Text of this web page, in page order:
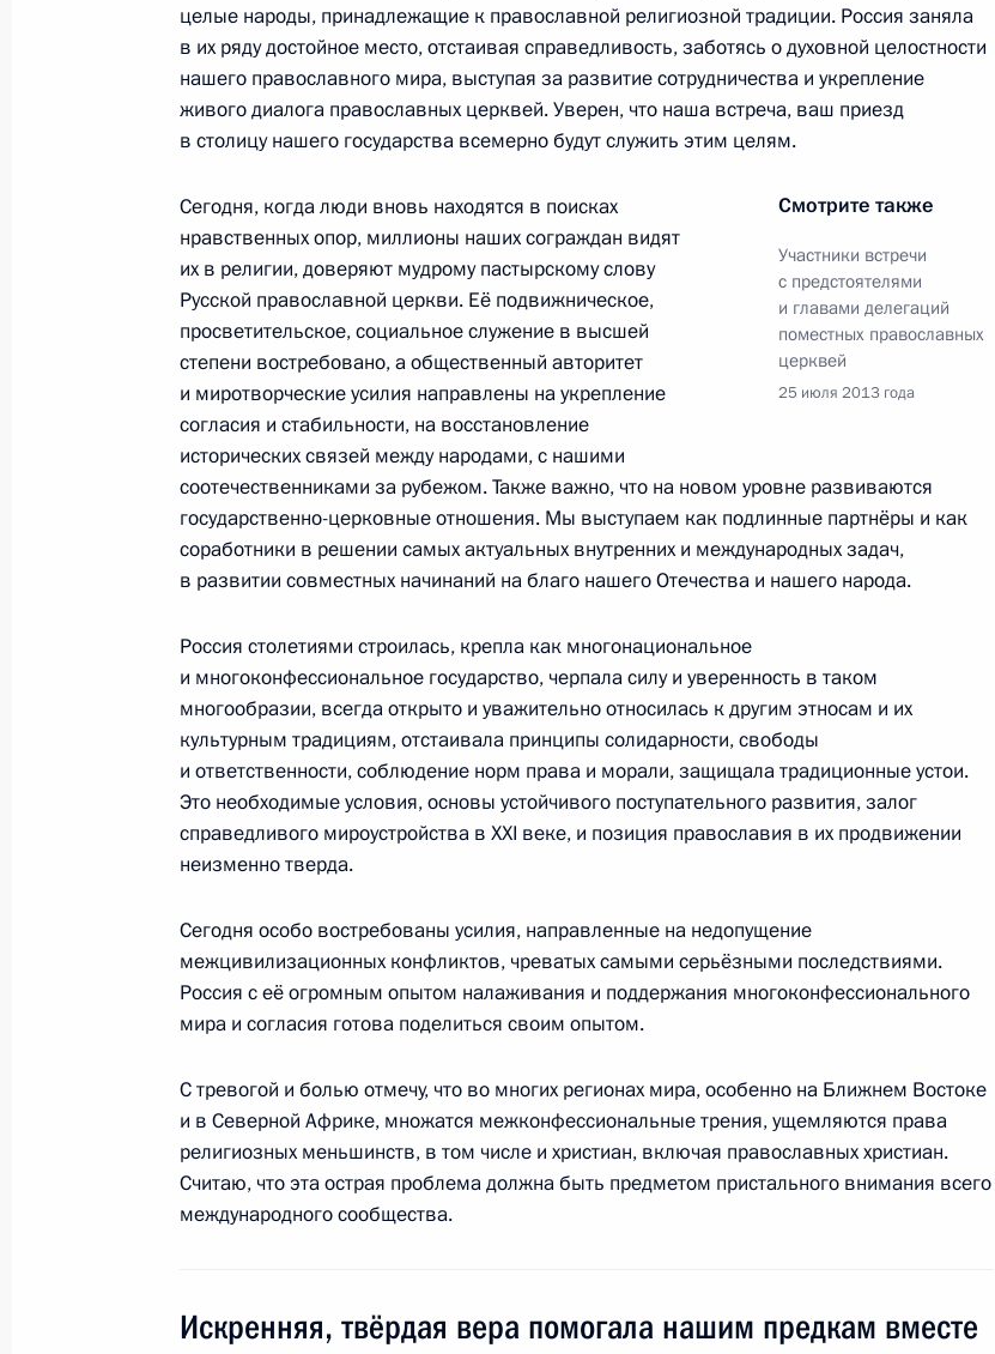
27 июля 2013 года, суббота
Конференция «Православно-славянские ценности – основа
27 июля 2013 года, 17:30
Празднование 1025-летия крещения Руси
27 июля 2013 года, 17:00 Киев
19
26 июля 2013 года, пятница
Владимир Путин провёл выходные в Туве и Красноярском крае
26 июля 2013 года, 17:00
Совещание по вопросам модернизации Транссибирской
железнодорожной магистрали
Телефонный разговор с Президентом Таджикистана Эмомали
26 июля 2013 года, 13:30
Встреча с Махмутом Гареевым
25 июля 2013 года, 20:15 Москва, Кремль
2
25 июля 2013 года, 18:20
целые народы, принадлежащие к православной религиозной традиции. Россия заняла
в их ряду достойное место, отстаивая справедливость, заботясь о духовной целостности
нашего православного мира, выступая за развитие сотрудничества и укрепление
живого диалога православных церквей. Уверен, что наша встреча, ваш приезд
в столицу нашего государства всемерно будут служить этим целям.
Смотрите также
Участники встречи
с предстоятелями
и главами делегаций
поместных православных
церквей
25 июля 2013 года
Сегодня, когда люди вновь находятся в поисках
нравственных опор, миллионы наших сограждан видят
их в религии, доверяют мудрому пастырскому слову
Русской православной церкви. Её подвижническое,
просветительское, социальное служение в высшей
степени востребовано, а общественный авторитет
и миротворческие усилия направлены на укрепление
согласия и стабильности, на восстановление
исторических связей между народами, с нашими
соотечественниками за рубежом. Также важно, что на новом уровне развиваются
государственно-церковные отношения. Мы выступаем как подлинные партнёры и как
соработники в решении самых актуальных внутренних и международных задач,
в развитии совместных начинаний на благо нашего Отечества и нашего народа.
Россия столетиями строилась, крепла как многонациональное
и многоконфессиональное государство, черпала силу и уверенность в таком
многообразии, всегда открыто и уважительно относилась к другим этносам и их
культурным традициям, отстаивала принципы солидарности, свободы
и ответственности, соблюдение норм права и морали, защищала традиционные устои.
Это необходимые условия, основы устойчивого поступательного развития, залог
справедливого мироустройства в XXI веке, и позиция православия в их продвижении
неизменно тверда.
Сегодня особо востребованы усилия, направленные на недопущение
межцивилизационных конфликтов, чреватых самыми серьёзными последствиями.
Россия с её огромным опытом налаживания и поддержания многоконфессионального
мира и согласия готова поделиться своим опытом.
С тревогой и болью отмечу, что во многих регионах мира, особенно на Ближнем Востоке
и в Северной Африке, множатся межконфессиональные трения, ущемляются права
религиозных меньшинств, в том числе и христиан, включая православных христиан.
Считаю, что эта острая проблема должна быть предметом пристального внимания всего
международного сообщества.
Искренняя, твёрдая вера помогала нашим предкам вместе